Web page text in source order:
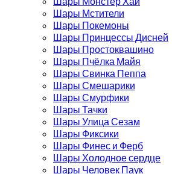
Шары Мстители
Шары Покемоны
Шары Принцессы Дисней
Шары Простоквашино
Шары Пчёлка Майя
Шары Свинка Пеппа
Шары Смешарики
Шары Смурфики
Шары Тачки
Шары Улица Сезам
Шары Фиксики
Шары Финес и Ферб
Шары Холодное сердце
Шары Человек Паук